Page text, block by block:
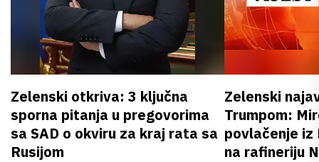
Zelenski otkriva: 3 ključna
sporna pitanja u pregovorima
sa SAD o okviru za kraj rata sa
Rusijom
Zelenski
Trumpom:
povlačenje iz
na rafineriju